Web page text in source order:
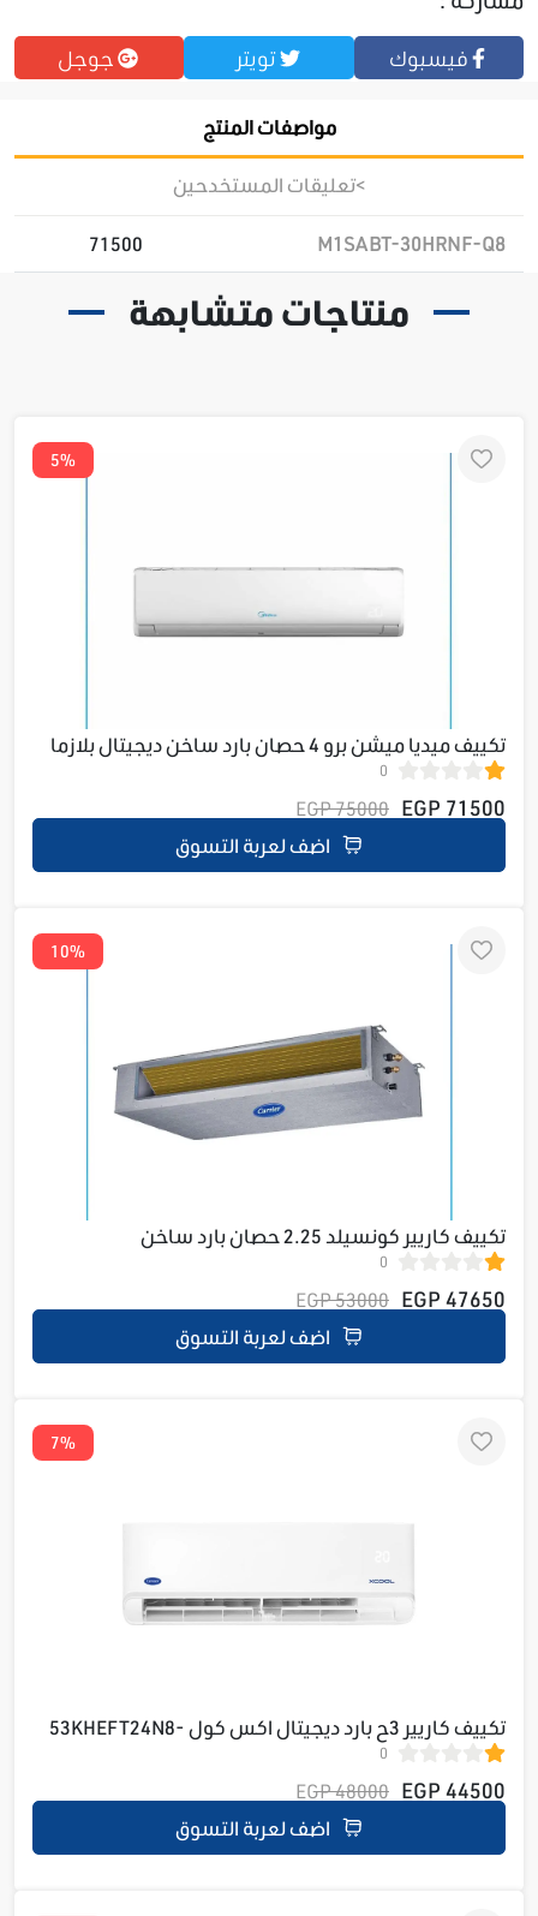
فيسبوك تويتر جوجل
مواصفات المنتج
>تعليقات المستخدحين
M1SABT-30HRNF-Q8
71500
منتاجات متشابهة
5%
تكييف ميديا ميشن برو 4 حصان بارد ساخن ديجيتال بلازما
M1SABT-30HRNF-Q8
0
71500 EGP
75000 EGP
اضف لعربة التسوق
10%
تكييف كاريير كونسيلد 2.25 حصان بارد ساخن
53QDMA6T18N-728
0
47650 EGP
53000 EGP
اضف لعربة التسوق
7%
تكييف كاريير 3ح بارد ديجيتال اكس كول 53KHEFT24N8-
708F
0
44500 EGP
48000 EGP
اضف لعربة التسوق